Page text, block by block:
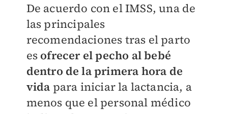
De acuerdo con el IMSS, una de
las principales
recomendaciones tras el parto
es ofrecer el pecho al bebé
dentro de la primera hora de
vida para iniciar la lactancia, a
menos que el personal médico